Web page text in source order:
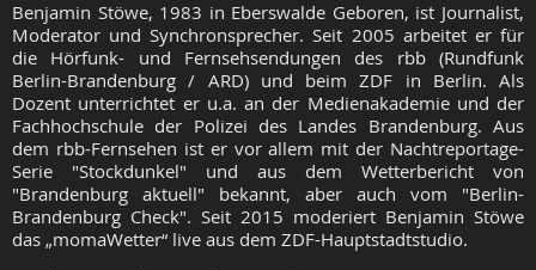
Benjamin Stöwe, 1983 in Eberswalde Geboren, ist Journalist,
Moderator und Synchronsprecher. Seit 2005 arbeitet er für
die Hörfunk- und Fernsehsendungen des rbb (Rundfunk
Berlin-Brandenburg / ARD) und beim ZDF in Berlin. Als
Dozent unterrichtet er u.a. an der Medienakademie und der
Fachhochschule der Polizei des Landes Brandenburg. Aus
dem rbb-Fernsehen ist er vor allem mit der Nachtreportage-
Serie "Stockdunkel" und aus dem Wetterbericht von
"Brandenburg aktuell" bekannt, aber auch vom "Berlin-
Brandenburg Check". Seit 2015 moderiert Benjamin Stöwe
das „momaWetter“ live aus dem ZDF-Hauptstadtstudio.